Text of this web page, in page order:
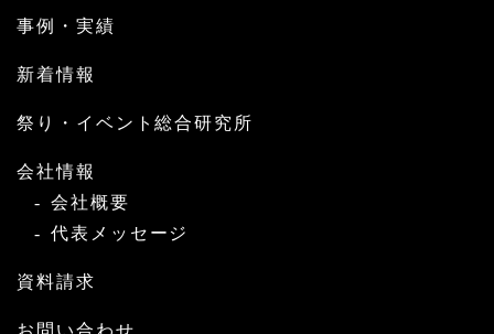
事例・実績
新着情報
祭り・イベント総合研究所
会社情報
会社概要
代表メッセージ
資料請求